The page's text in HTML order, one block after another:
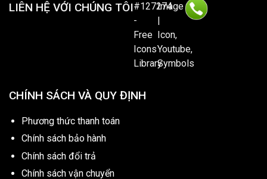
LIÊN HỆ VỚI CHÚNG TÔI
CHÍNH SÁCH VÀ QUY ĐỊNH
Phương thức thanh toán
Chính sách bảo hành
Chính sách đổi trả
Chính sách vận chuyển